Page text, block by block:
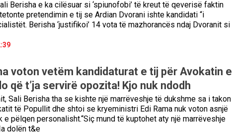
Berisha e ka cilësuar si ‘spiunofobi’ të kreut të qeverisë faktin
pretendimin e tij se Ardian Dvorani ishte kandidati “i
Berisha ‘justifikoi’ 14 vota të mazhorancës ndaj Dvoranit si
voton vetëm kandidaturat e tij për Avokatin e
që t’ja servirë opozita! Kjo nuk ndodh
Sali Berisha tha se kishte një marrëveshje të dukshme sa i takon
të Popullit dhe shtoi se kryeministri Edi Rama nuk voton asnjë
e pëlqen personalisht.“Siç mund të kuptohet aty një marrëveshje
dolën t&e